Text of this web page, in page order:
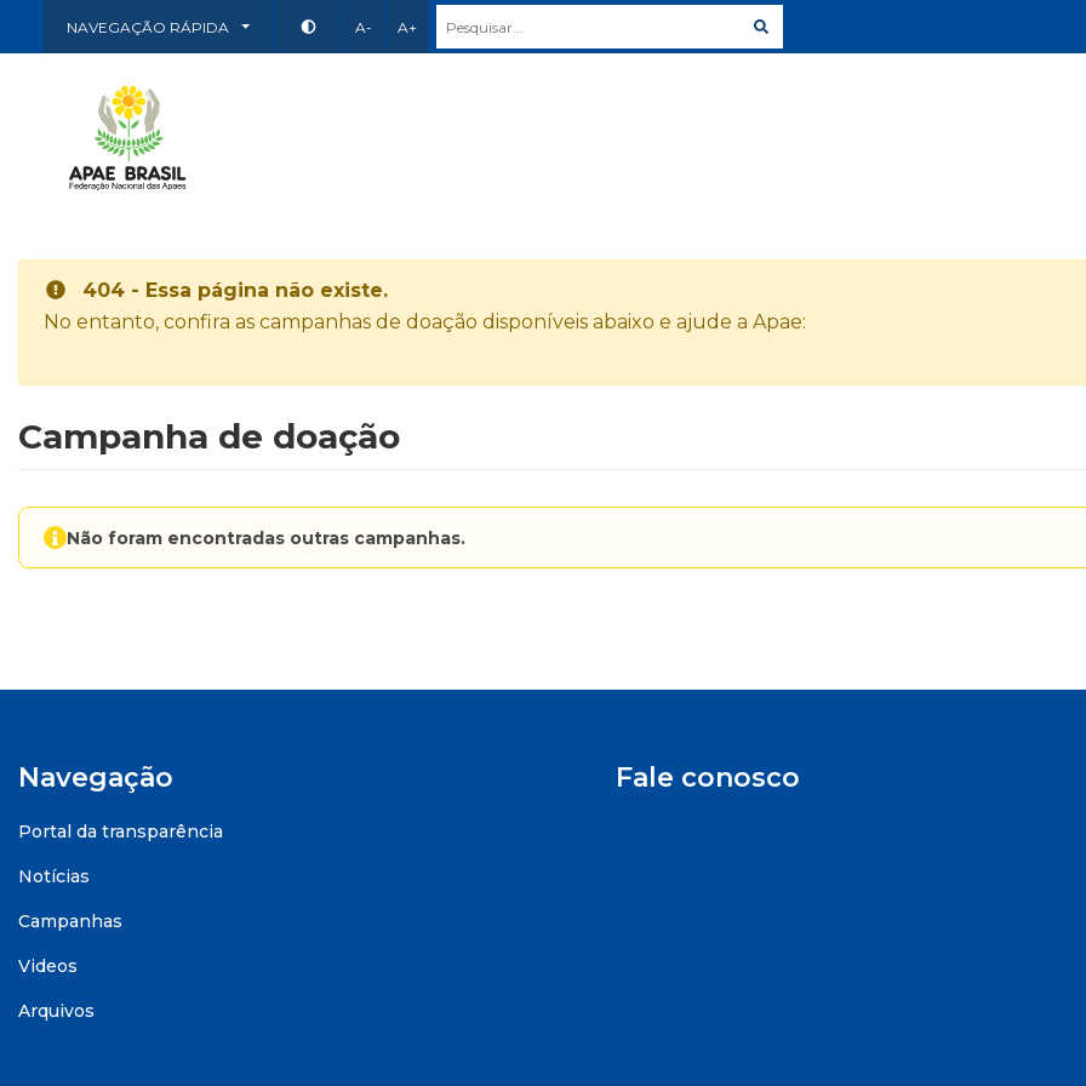
NAVEGAÇÃO RÁPIDA A- A+
404 - Essa página não existe.
No entanto, confira as campanhas de doação disponíveis abaixo e ajude a Apae:
Campanha de doação
Não foram encontradas outras campanhas.
Navegação
Portal da transparência
Notícias
Campanhas
Videos
Arquivos
Fale conosco